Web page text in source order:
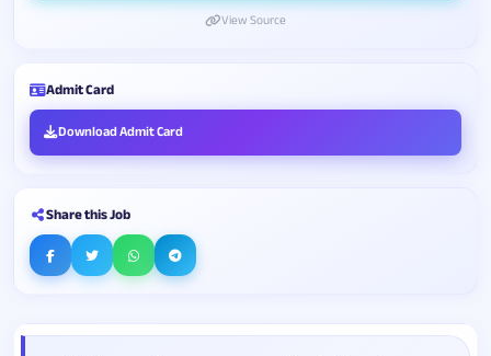
View Source
Admit Card
Download Admit Card
Share this Job